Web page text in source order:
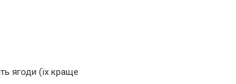
ягоди (їх краще